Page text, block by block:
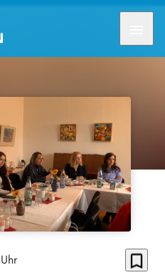
bookmark_border